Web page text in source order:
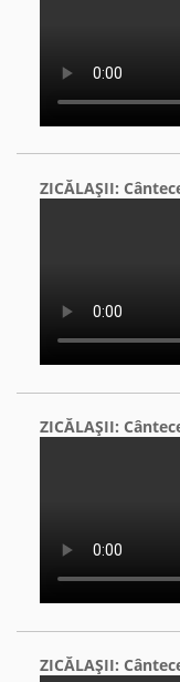
ZICĂLAŞII:
ZICĂLAŞII:
ZICĂLAŞII: